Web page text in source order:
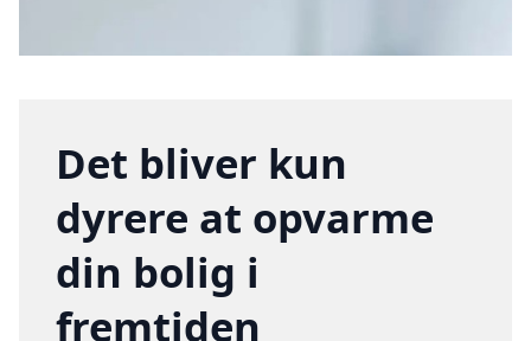
Det bliver kun
dyrere at opvarme
din bolig i
fremtiden